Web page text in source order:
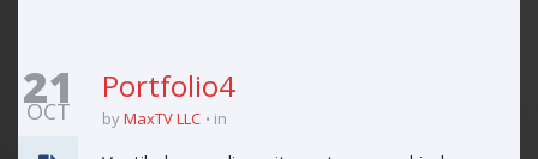
21
OCT
Portfolio4
byMaxTV LLC in